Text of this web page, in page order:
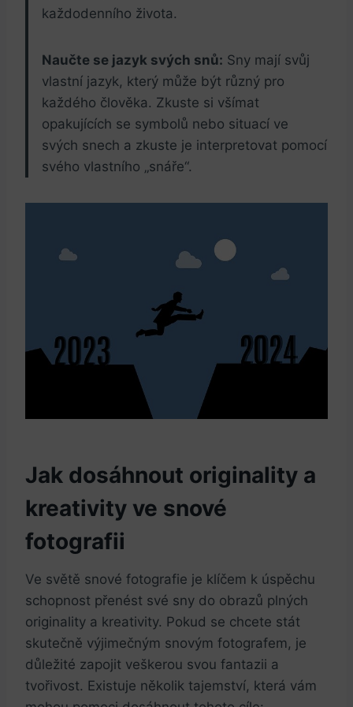
každodenního života.
Naučte se jazyk svých snů: Sny mají svůj
vlastní jazyk, který může být různý pro
každého člověka. Zkuste si všímat
opakujících se symbolů nebo situací ve
svých snech a zkuste je interpretovat pomocí
svého vlastního „snáře“.
Jak dosáhnout originality a
kreativity ve snové
fotografii
Ve světě snové fotografie je klíčem k úspěchu
schopnost přenést své sny do obrazů plných
originality a kreativity. Pokud se chcete stát
skutečně výjimečným snovým fotografem, je
důležité zapojit veškerou svou fantazii a
tvořivost. Existuje několik tajemství, která vám